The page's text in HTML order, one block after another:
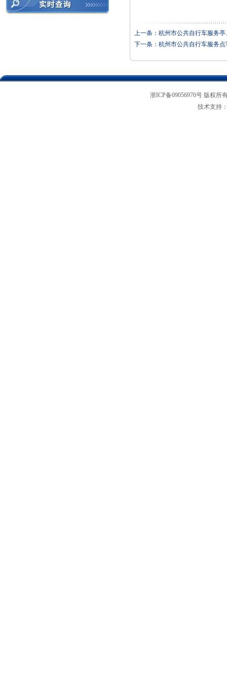
上一条： 杭州市公共自行车服务
下一条： 杭州市公共自行车服务
浙ICP备09056970号 版权所
技术支持